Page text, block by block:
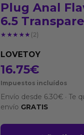
Plug Anal
6.5
★★★★★
★★★★★ (2)
LOVETOY
16.75€
Impuestos incluídos
Envío desde 6.30€ ·Te
envío GRATIS
Plug